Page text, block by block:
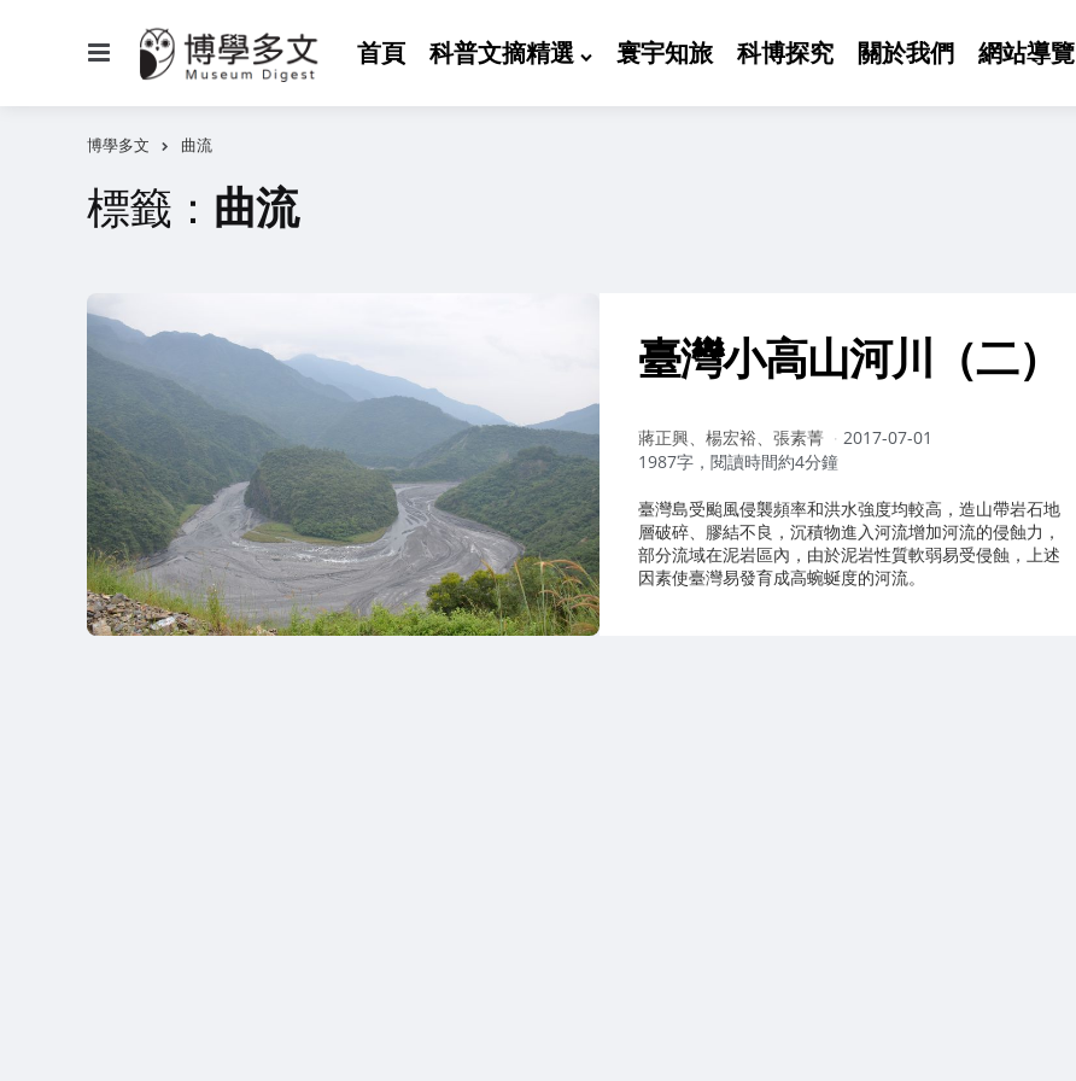
首頁 科普文摘精選 寰宇知旅 科博探究 關於我們 網站導覽
博學多文 曲流
標籤： 曲流
臺灣小高山河川（二）
作
者：
蔣正興、楊宏裕、張素菁
2017-07-01
1987字，閱讀時間約4分鐘
臺灣島受颱風侵襲頻率和洪水強度均較高，造山帶岩石地
層破碎、膠結不良，沉積物進入河流增加河流的侵蝕力，
部分流域在泥岩區內，由於泥岩性質軟弱易受侵蝕，上述
因素使臺灣易發育成高蜿蜒度的河流。